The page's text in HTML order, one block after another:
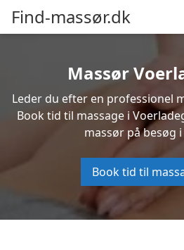
Find-massør.dk
Massør
Leder du efter en professionel
Book tid til massage i
massør på besøg
Book tid til